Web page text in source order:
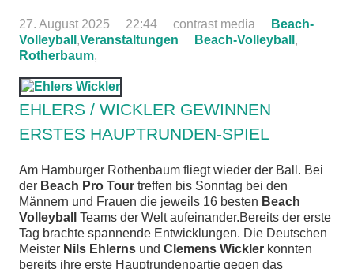
27. August 2025 22:44 contrast media
Beach-
Volleyball ,Veranstaltungen Beach-Volleyball ,
Rotherbaum,
EHLERS / WICKLER GEWINNEN
ERSTES HAUPTRUNDEN-SPIEL
Am Hamburger Rothenbaum fliegt wieder der Ball. Bei
der Beach Pro Tour treffen bis Sonntag bei den
Männern und Frauen die jeweils 16 besten Beach
Volleyball
Teams der Welt aufeinander.Bereits der erste
Tag brachte spannende Entwicklungen. Die Deutschen
Meister Nils Ehlerns und Clemens Wickler konnten
bereits ihre erste Hauptrundenpartie gegen das